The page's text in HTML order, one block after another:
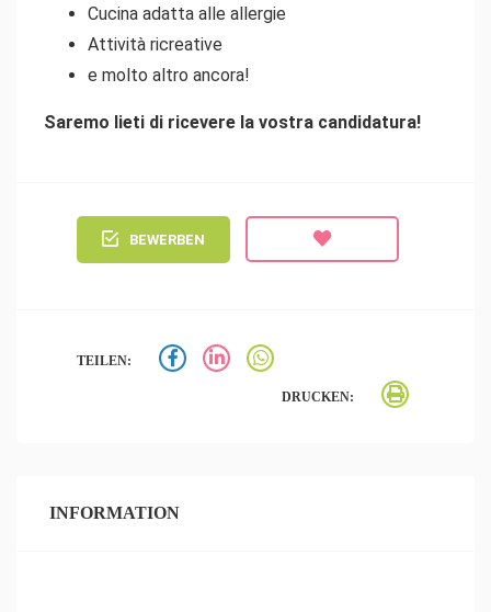
Cucina adatta alle allergie
Attività ricreative
e molto altro ancora!
Saremo lieti di ricevere la vostra candidatura!
BEWERBEN
TEILEN:
DRUCKEN:
INFORMATION